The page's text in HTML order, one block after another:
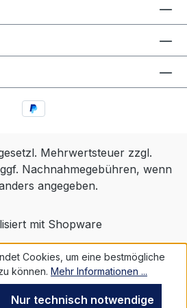
von seiner wilden Hefe
Abgefüllt wurde
- so wie die Natur
der Gault & Millau:
reifer Apfelaromatik,
Tomaten
Mehrwertsteuer zzgl.
Nachnahmegebühren, wenn
angegeben.
mit Shopware
Cookies, um eine bestmögliche
können. Mehr Informationen ...
Nur technisch notwendige